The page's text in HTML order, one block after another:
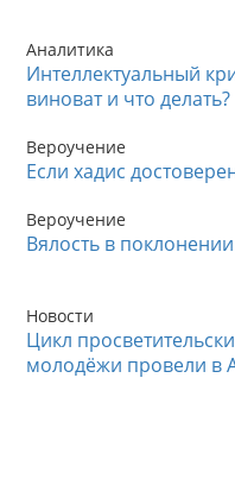
Аналитика
Интеллектуальный
виноват и что делать?
Вероучение
Если хадис
Вероучение
Вялость в поклонении
Новости
Цикл
молодёжи провели в